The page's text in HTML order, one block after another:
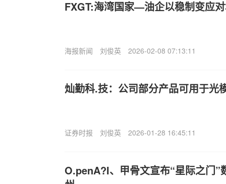
FXGT:海湾国家—油企以稳制变应
海报新闻 刘俊英 2026-02-08 07:13:11
灿勤科.技：公司部分产品可用于光
证券时报 刘俊英 2026-01-28 16:45:11
O.penA?I、甲骨文宣布“星际之门”